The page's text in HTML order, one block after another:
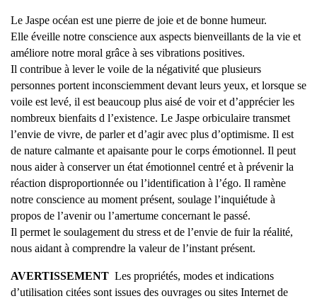
Le Jaspe océan est une pierre de joie et de bonne humeur.
Elle éveille notre conscience aux aspects bienveillants de la vie et
améliore notre moral grâce à ses vibrations positives.
Il contribue à lever le voile de la négativité que plusieurs
personnes portent inconsciemment devant leurs yeux, et lorsque se
voile est levé, il est beaucoup plus aisé de voir et d’apprécier les
nombreux bienfaits d l’existence. Le Jaspe orbiculaire transmet
l’envie de vivre, de parler et d’agir avec plus d’optimisme. Il est
de nature calmante et apaisante pour le corps émotionnel. Il peut
nous aider à conserver un état émotionnel centré et à prévenir la
réaction disproportionnée ou l’identification à l’égo. Il ramène
notre conscience au moment présent, soulage l’inquiétude à
propos de l’avenir ou l’amertume concernant le passé.
Il permet le soulagement du stress et de l’envie de fuir la réalité,
nous aidant à comprendre la valeur de l’instant présent.
AVERTISSEMENT Les propriétés, modes et indications
d’utilisation citées sont issues des ouvrages ou sites Internet de